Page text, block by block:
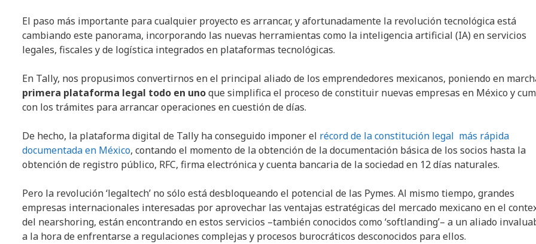
El paso más importante para cualquier proyecto es arrancar, y afortunadamente la revolución tecnológica está
cambiando este panorama, incorporando las nuevas herramientas como la inteligencia artificial (IA) en servicios
legales, fiscales y de logística integrados en plataformas tecnológicas.
En Tally, nos propusimos convertirnos en el principal aliado de los emprendedores mexicanos, poniendo en
primera plataforma legal todo en unoque simplifica el proceso de constituir nuevas empresas en México y
con los trámites para arrancar operaciones en cuestión de días.
De hecho, la plataforma digital de Tally ha conseguido imponer el récord de la constitución legal más rápida
documentada en México, contando el momento de la obtención de la documentación básica de los socios hasta la
obtención de registro público, RFC, firma electrónica y cuenta bancaria de la sociedad en 12 días naturales.
Pero la revolución ‘legaltech’ no sólo está desbloqueando el potencial de las Pymes. Al mismo tiempo, grandes
empresas internacionales interesadas por aprovechar las ventajas estratégicas del mercado mexicano en el
del nearshoring, están encontrando en estos servicios –también conocidos como ‘softlanding’– a un aliado
a la hora de enfrentarse a regulaciones complejas y procesos burocráticos desconocidos para ellos.